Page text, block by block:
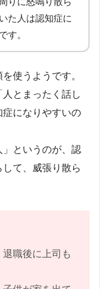
た人は認知症に
す。
使うようです。
とまったく話し
になりやすいの
というのが、認
て、威張り散ら
退職後に上司も